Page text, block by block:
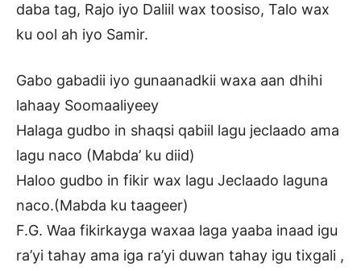
daba tag, Rajo iyo Daliil wax toosiso, Talo wax
ku ool ah iyo Samir.
Gabo gabadii iyo gunaanadkii waxa aan dhihi
lahaay Soomaaliyeey
Halaga gudbo in shaqsi qabiil lagu jeclaado ama
lagu naco (Mabda’ ku diid)
Haloo gudbo in fikir wax lagu Jeclaado laguna
naco.(Mabda ku taageer)
F.G. Waa fikirkayga waxaa laga yaaba inaad igu
ra’yi tahay ama iga ra’yi duwan tahay igu tixgali ,